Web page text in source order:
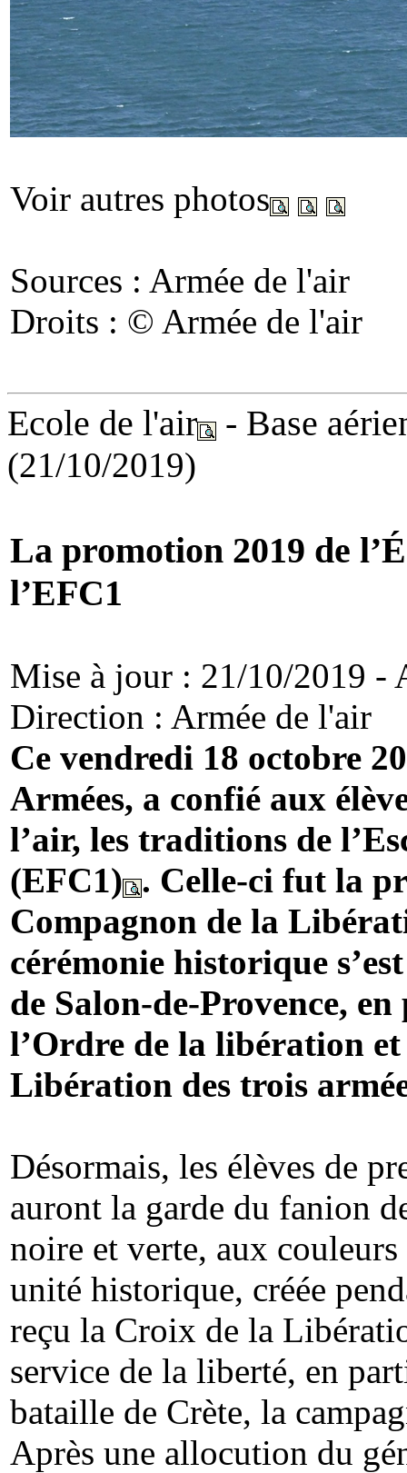
Voir autres photos
Sources : Armée de l'air
Droits : © Armée de l'air
Ecole de l'air - Base
(21/10/2019)
La promotion 2019 de
l’EFC1
Mise à jour : 21/10/2019 -
Direction : Armée de l'air
Ce vendredi 18 octobre
Armées, a confié aux
l’air, les traditions de
(EFC1) . Celle-ci fut la
Compagnon de la
cérémonie historique
de Salon-de-Provence, en
l’Ordre de la libération
Libération des trois
Désormais, les élèves de
auront la garde du fanion
noire et verte, aux
unité historique, créée
reçu la Croix de la
service de la liberté, en
bataille de Crète, la
Après une allocution du